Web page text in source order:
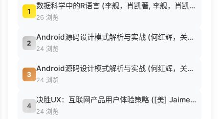
1
数据科学中的R语言 (李舰，肖凯著, 李舰，肖凯著；吴喜之审校, Pdg2Pic).pdf
26 浏览
2
Android源码设计模式解析与实战 (何红辉，关爱民著, 何红辉, 关爱民著, 何红辉, 关爱民).pdf
24 浏览
3
Android源码设计模式解析与实战 (何红辉，关爱民著, 何红辉, 关爱民著, 何红辉, 关爱民).pdf
24 浏览
4
决胜UX：互联网产品用户体验策略 ([美] Jaime Levy [[美] Jaime Levy]).epub
24 浏览